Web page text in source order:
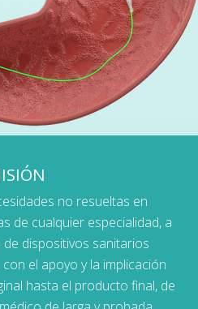
no resueltas en
de cualquier especialidad, a
dispositivos sanitarios
el apoyo y la implicación
hasta el producto final, de